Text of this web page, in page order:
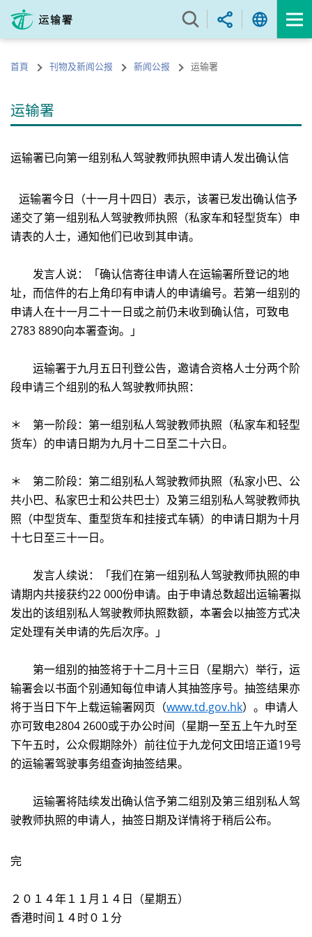
内
的首頁 刊物及新闻公报 新闻公报 运输署
运输署
运输署已向第一组别私人驾驶教师执照申请人发出确认信
运输署今日（十一月十四日）表示，该署已发出确认信予
递交了第一组别私人驾驶教师执照（私家车和轻型货车）申
请表的人士，通知他们已收到其申请。
发言人说：「确认信寄往申请人在运输署所登记的地
址，而信件的右上角印有申请人的申请编号。若第一组别的
申请人在十一月二十一日或之前仍未收到确认信，可致电
2783 8890向本署查询。」
运输署于九月五日刊登公告，邀请合资格人士分两个阶
段申请三个组别的私人驾驶教师执照：
＊ 第一阶段：第一组别私人驾驶教师执照（私家车和轻型
货车）的申请日期为九月十二日至二十六日。
＊ 第二阶段：第二组别私人驾驶教师执照（私家小巴、公
共小巴、私家巴士和公共巴士）及第三组别私人驾驶教师执
照（中型货车、重型货车和挂接式车辆）的申请日期为十月
十七日至三十一日。
发言人续说：「我们在第一组别私人驾驶教师执照的申
请期内共接获约22 000份申请。由于申请总数超出运输署拟
发出的该组别私人驾驶教师执照数额，本署会以抽签方式决
定处理有关申请的先后次序。」
第一组别的抽签将于十二月十三日（星期六）举行，运
输署会以书面个别通知每位申请人其抽签序号。抽签结果亦
将于当日下午上载运输署网页（www.td.gov.hk）。申请人
亦可致电2804 2600或于办公时间（星期一至五上午九时至
下午五时，公众假期除外）前往位于九龙何文田培正道19号
的运输署驾驶事务组查询抽签结果。
运输署将陆续发出确认信予第二组别及第三组别私人驾
驶教师执照的申请人，抽签日期及详情将于稍后公布。
完
２０１４年１１月１４日（星期五）
香港时间１４时０１分